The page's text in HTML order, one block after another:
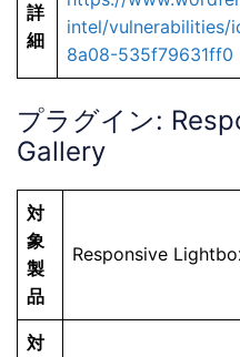
詳
細
intel/
8a08-535f79631ff0
プラグイン:
Gallery
対
象
製
品
Responsive
対